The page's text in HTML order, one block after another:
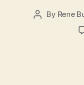
Post
By Rene